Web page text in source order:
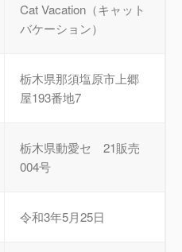
Cat Vacation（キャット
バケーション）
栃木県那須塩原市上郷
屋193番地7
栃木県動愛セ 21販売
004号
令和3年5月25日